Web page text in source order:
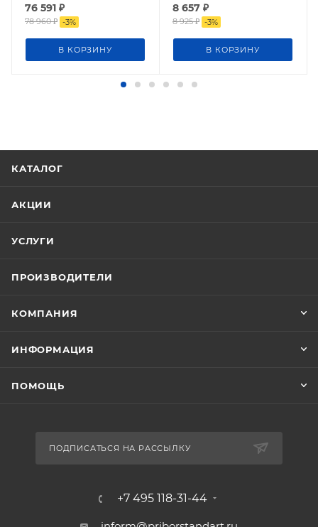
76 591 ₽
78 960₽ -3%
В КОРЗИНУ
8 657 ₽
8 925₽ -3%
В КОРЗИНУ
КАТАЛОГ
АКЦИИ
УСЛУГИ
ПРОИЗВОДИТЕЛИ
КОМПАНИЯ
ИНФОРМАЦИЯ
ПОМОЩЬ
ПОДПИСАТЬСЯ НА РАССЫЛКУ
+7 495 118-31-44